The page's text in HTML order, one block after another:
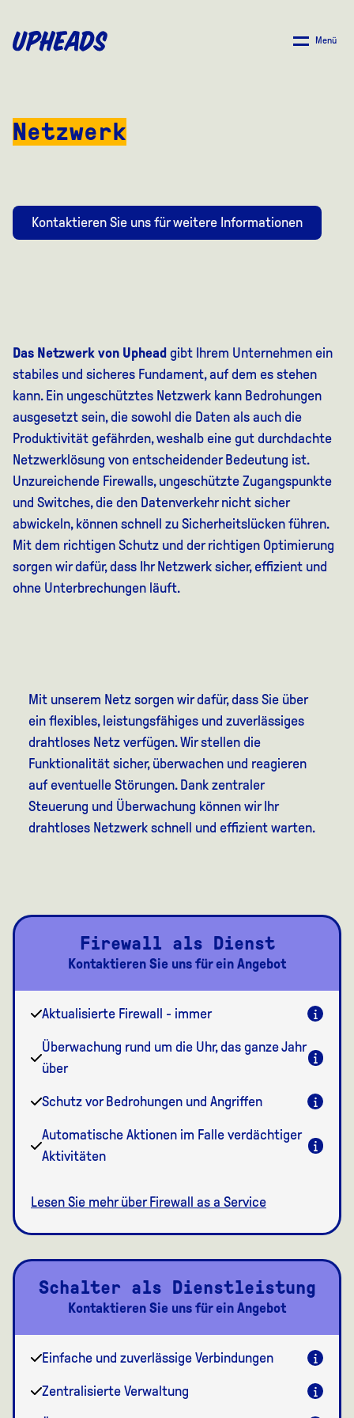
SPRINGEN
Menü
Netzwerk
Kontaktieren Sie uns für weitere Informationen
Das Netzwerk von Uphead gibt Ihrem Unternehmen ein
stabiles und sicheres Fundament, auf dem es stehen
kann. Ein ungeschütztes Netzwerk kann Bedrohungen
ausgesetzt sein, die sowohl die Daten als auch die
Produktivität gefährden, weshalb eine gut durchdachte
Netzwerklösung von entscheidender Bedeutung ist.
Unzureichende Firewalls, ungeschützte Zugangspunkte
und Switches, die den Datenverkehr nicht sicher
abwickeln, können schnell zu Sicherheitslücken führen.
Mit dem richtigen Schutz und der richtigen Optimierung
sorgen wir dafür, dass Ihr Netzwerk sicher, effizient und
ohne Unterbrechungen läuft.
Mit unserem Netz sorgen wir dafür, dass Sie über
ein flexibles, leistungsfähiges und zuverlässiges
drahtloses Netz verfügen. Wir stellen die
Funktionalität sicher, überwachen und reagieren
auf eventuelle Störungen. Dank zentraler
Steuerung und Überwachung können wir Ihr
drahtloses Netzwerk schnell und effizient warten.
Firewall als Dienst
Kontaktieren Sie uns für ein Angebot
Aktualisierte Firewall - immer
Überwachung rund um die Uhr, das ganze Jahr
über
Schutz vor Bedrohungen und Angriffen
Automatische Aktionen im Falle verdächtiger
Aktivitäten
Lesen Sie mehr über Firewall as a Service
Schalter als Dienstleistung
Kontaktieren Sie uns für ein Angebot
Einfache und zuverlässige Verbindungen
Zentralisierte Verwaltung